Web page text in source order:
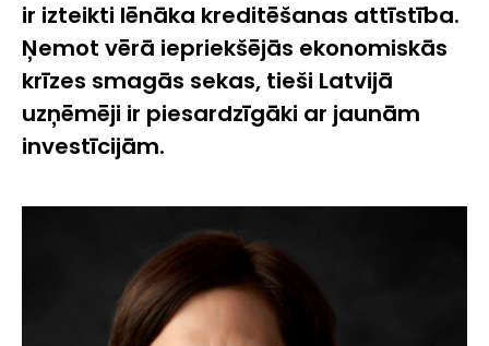
ir izteikti lēnāka kreditēšanas attīstība.
Ņemot vērā iepriekšējās ekonomiskās
krīzes smagās sekas, tieši Latvijā
uzņēmēji ir piesardzīgāki ar jaunām
investīcijām.